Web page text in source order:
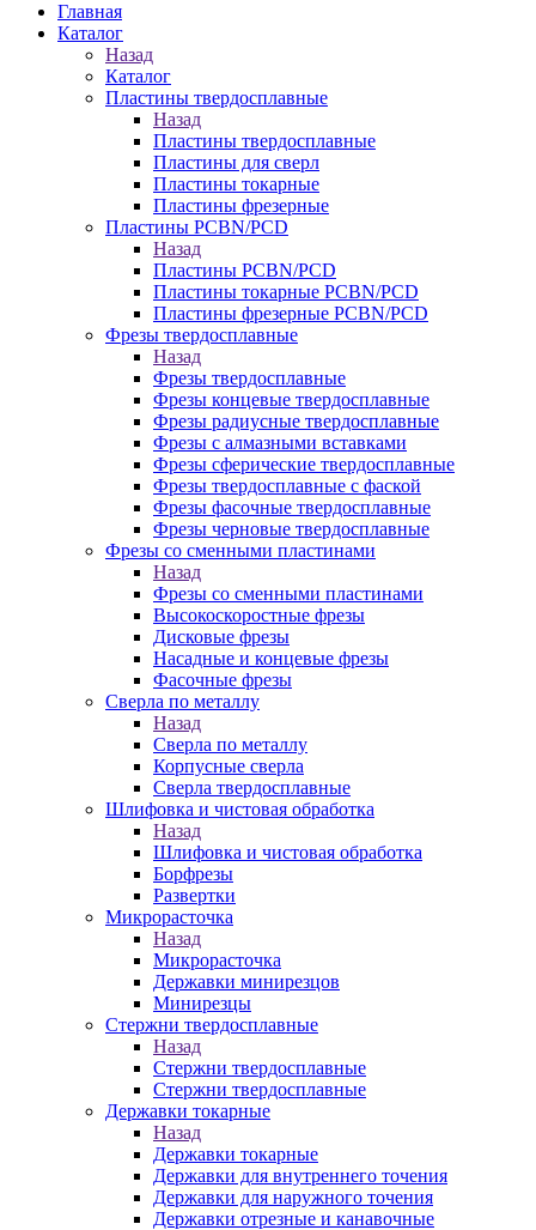
Главная
Каталог
Назад
Каталог
Пластины твердосплавные
Назад
Пластины твердосплавные
Пластины для сверл
Пластины токарные
Пластины фрезерные
Пластины PCBN/PCD
Назад
Пластины PCBN/PCD
Пластины токарные PCBN/PCD
Пластины фрезерные PCBN/PCD
Фрезы твердосплавные
Назад
Фрезы твердосплавные
Фрезы концевые твердосплавные
Фрезы радиусные твердосплавные
Фрезы с алмазными вставками
Фрезы сферические твердосплавные
Фрезы твердосплавные с фаской
Фрезы фасочные твердосплавные
Фрезы черновые твердосплавные
Фрезы со сменными пластинами
Назад
Фрезы со сменными пластинами
Высокоскоростные фрезы
Дисковые фрезы
Насадные и концевые фрезы
Фасочные фрезы
Сверла по металлу
Назад
Сверла по металлу
Корпусные сверла
Сверла твердосплавные
Шлифовка и чистовая обработка
Назад
Шлифовка и чистовая обработка
Борфрезы
Развертки
Микрорасточка
Назад
Микрорасточка
Державки минирезцов
Минирезцы
Стержни твердосплавные
Назад
Стержни твердосплавные
Стержни твердосплавные
Державки токарные
Назад
Державки токарные
Державки для внутреннего точения
Державки для наружного точения
Державки отрезные и канавочные